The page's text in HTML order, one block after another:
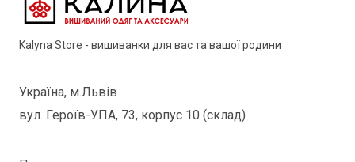
Kalyna Store - вишиванки для вас та вашої родини
Україна, м.Львів
вул. Героїв-УПА, 73, корпус 10 (склад)